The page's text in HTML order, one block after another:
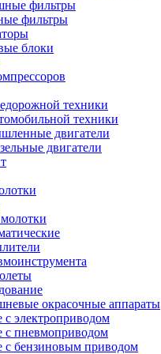
фильтры
фильтры
блоки
техники
техники
двигатели
двигатели
окрасочные аппараты
электроприводом
пневмоприводом
бензиновым приводом